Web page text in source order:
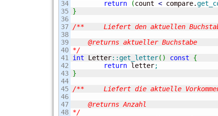
34
35
36
37
38
39
40
41
42
43
44
45
46
47
48
return
(count < compare.
}
/**	Liefert den aktuellen Buchstaben.
    @returns aktueller Buchstabe
*/
int Letter::get_letter( ) const
{
return letter;
}
/**	Liefert die aktuelle Vorkommens-Anzahl.
    @returns Anzahl
*/